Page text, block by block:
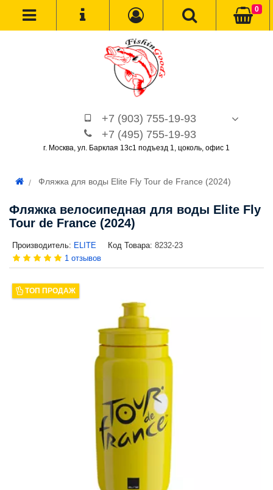
+7 (903) 755-19-93
+7 (495) 755-19-93
г. Москва, ул. Барклая 13с1 подъезд 1, цоколь, офис 1
0
Фляжка для воды Elite Fly Tour de France (2024)
Фляжка велосипедная для воды Elite Fly
Tour de France (2024)
Производитель: ELITE Код Товара: 8232-23
1 отзывов
ТОП ПРОДАЖ